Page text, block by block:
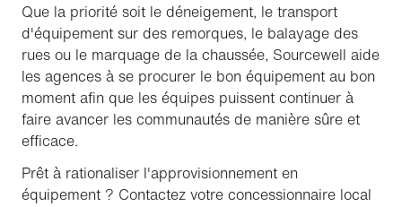
Que la priorité soit le déneigement, le transport
d'équipement sur des remorques, le balayage des
rues ou le marquage de la chaussée, Sourcewell aide
les agences à se procurer le bon équipement au bon
moment afin que les équipes puissent continuer à
faire avancer les communautés de manière sûre et
efficace.
Prêt à rationaliser l'approvisionnement en
équipement ? Contactez votre concessionnaire local